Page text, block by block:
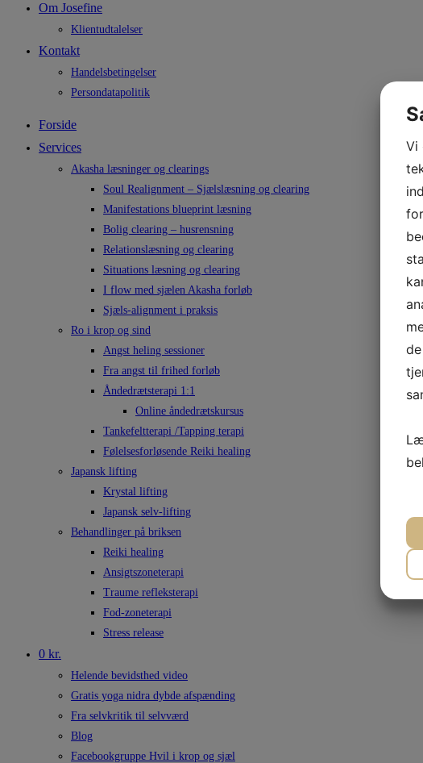
Om Josefine
Klientudtalelser
Kontakt
Handelsbetingelser
Persondatapolitik
Forside
Services
Akasha læsninger og clearings
Soul Realignment – Sjælslæsning og clearing
Manifestations blueprint læsning
Bolig clearing – husrensning
Relationslæsning og clearing
Situations læsning og clearing
I flow med sjælen Akasha forløb
Sjæls-alignment i praksis
Ro i krop og sind
Angst heling sessioner
Fra angst til frihed forløb
Åndedrætsterapi 1:1
Online åndedrætskursus
Tankefeltterapi /Tapping terapi
Følelsesforløsende Reiki healing
Japansk lifting
Krystal lifting
Japansk selv-lifting
Behandlinger på briksen
Reiki healing
Ansigtszoneterapi
Traume refleksterapi
Fod-zoneterapi
Stress release
0 kr.
Helende bevidsthed video
Gratis yoga nidra dybde afspænding
Fra selvkritik til selvværd
Blog
Facebookgruppe Hvil i krop og sjæl
Vi